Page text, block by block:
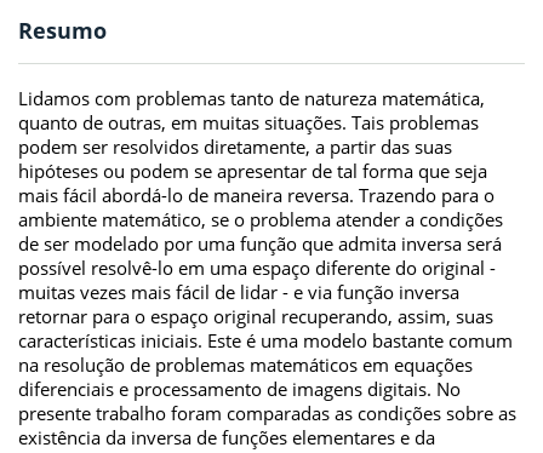
Resumo
Lidamos com problemas tanto de natureza matemática,
quanto de outras, em muitas situações. Tais problemas
podem ser resolvidos diretamente, a partir das suas
hipóteses ou podem se apresentar de tal forma que seja
mais fácil abordá-lo de maneira reversa. Trazendo para o
ambiente matemático, se o problema atender a condições
de ser modelado por uma função que admita inversa será
possível resolvê-lo em uma espaço diferente do original -
muitas vezes mais fácil de lidar - e via função inversa
retornar para o espaço original recuperando, assim, suas
características iniciais. Este é uma modelo bastante comum
na resolução de problemas matemáticos em equações
diferenciais e processamento de imagens digitais. No
presente trabalho foram comparadas as condições sobre as
existência da inversa de funções elementares e da